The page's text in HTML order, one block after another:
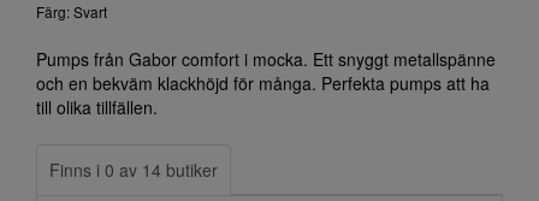
Färg: Svart
Pumps från Gabor comfort i mocka. Ett snyggt metallspänne
och en bekväm klackhöjd för många. Perfekta pumps att ha
till olika tillfällen.
Finns i 0 av 14 butiker